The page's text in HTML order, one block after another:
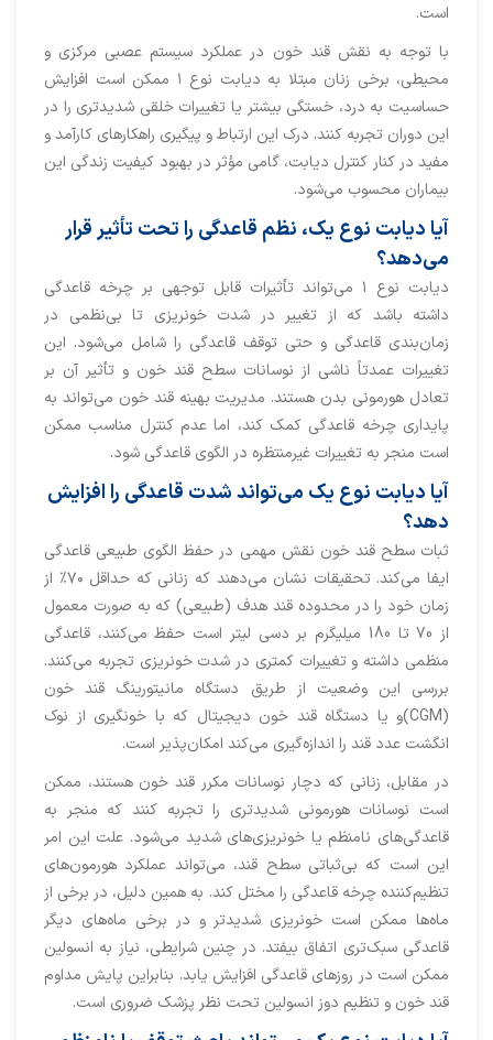
است.
با توجه به نقش قند خون در عملکرد سیستم عصبی مرکزی و
محیطی، برخی زنان مبتلا به دیابت نوع ۱ ممکن است افزایش
حساسیت به درد، خستگی بیشتر یا تغییرات خلقی شدیدتری را در
این دوران تجربه کنند. درک این ارتباط و پیگیری راهکارهای کارآمد و
مفید در کنار کنترل دیابت، گامی مؤثر در بهبود کیفیت زندگی این
بیماران محسوب می‌شود.
آیا دیابت نوع یک، نظم قاعدگی را تحت تأثیر قرار
می‌دهد؟
دیابت نوع ۱ می‌تواند تأثیرات قابل توجهی بر چرخه قاعدگی
داشته باشد که از تغییر در شدت خونریزی تا بی‌نظمی در
زمان‌بندی قاعدگی و حتی توقف قاعدگی را شامل می‌شود. این
تغییرات عمدتاً ناشی از نوسانات سطح قند خون و تأثیر آن بر
تعادل هورمونی بدن هستند. مدیریت بهینه قند خون می‌تواند به
پایداری چرخه قاعدگی کمک کند، اما عدم کنترل مناسب ممکن
است منجر به تغییرات غیرمنتظره در الگوی قاعدگی شود.
آیا دیابت نوع یک می‌تواند شدت قاعدگی را افزایش
دهد؟
ثبات سطح قند خون نقش مهمی در حفظ الگوی طبیعی قاعدگی
ایفا می‌کند. تحقیقات نشان می‌دهند که زنانی که حداقل ۷۰٪ از
زمان خود را در محدوده قند هدف (طبیعی) که به صورت معمول
از 70 تا 180 میلیگرم بر دسی لیتر است حفظ می‌کنند، قاعدگی
منظمی داشته و تغییرات کمتری در شدت خونریزی تجربه می‌کنند.
بررسی این وضعیت از طریق دستگاه‌ مانیتورینگ قند خون
(CGM)و یا دستگاه قند خون دیجیتال که با خونگیری از نوک
انگشت عدد قند را اندازه‌گیری می‌کند امکان‌پذیر است.
در مقابل، زنانی که دچار نوسانات مکرر قند خون هستند، ممکن
است نوسانات هورمونی شدیدتری را تجربه کنند که منجر به
قاعدگی‌های نامنظم یا خونریزی‌های شدید می‌شود. علت این امر
این است که بی‌ثباتی سطح قند، می‌تواند عملکرد هورمون‌های
تنظیم‌کننده چرخه قاعدگی را مختل کند. به همین دلیل، در برخی از
ماه‌ها ممکن است خونریزی شدیدتر و در برخی ماه‌های دیگر
قاعدگی سبک‌تری اتفاق بیفتد. در چنین شرایطی، نیاز به انسولین
ممکن است در روزهای قاعدگی افزایش یابد. بنابراین پایش مداوم
قند خون و تنظیم دوز انسولین تحت نظر پزشک ضروری است.